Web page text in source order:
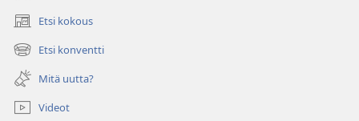
Etsi kokous
(avaa
uuden
ikkunan)
Etsi konventti
(avaa
uuden
ikkunan)
Mitä uutta?
Videot